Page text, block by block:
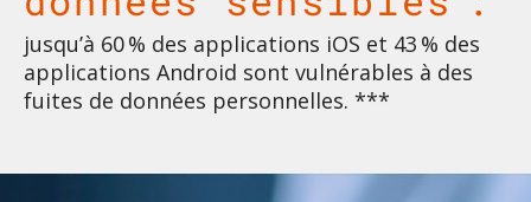
jusqu’à 60 % des applications iOS et 43 % des
applications Android sont vulnérables à des
fuites de données personnelles. ***